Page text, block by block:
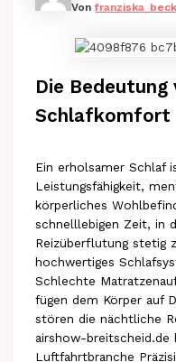
Von
Die
Schlafkomfort
Ein erholsamer Schlaf
Leistungsfähigkeit,
körperliches
schnelllebigen Zeit, in
Reizüberflutung stetig
hochwertiges
Schlechte
fügen dem Körper auf
stören die nächtliche
airshow-
Luftfahrtbranche